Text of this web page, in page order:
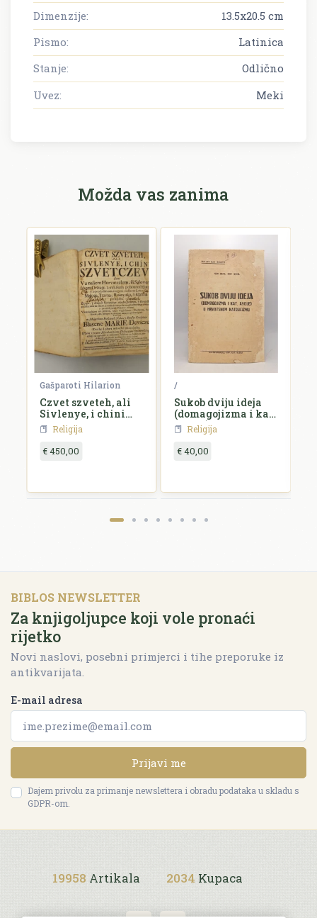
Dimenzije:
13.5x20.5 cm
Pismo:
Latinica
Stanje:
Odlično
Uvez:
Meki
Možda vas zanima
Gašparoti Hilarion
Czvet szveteh, ali
Sivlenye, i chini
szvetczev,...
Religija
€ 450,00
/
Sukob dviju ideja
(domagojizma i kat.
akcije) u hrvatskom
katolicizmu
Religija
€ 40,00
BIBLOS NEWSLETTER
Za knjigoljupce koji vole pronaći
rijetko
Novi naslovi, posebni primjerci i tihe preporuke iz
antikvarijata.
E-mail adresa
Prijavi me
Dajem privolu za primanje newslettera i obradu podataka u skladu s
GDPR-om.
19958 Artikala 2034 Kupaca